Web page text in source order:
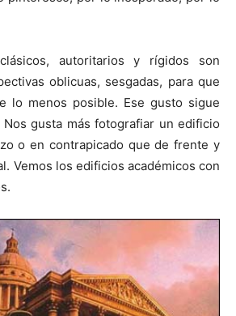
autoritarios y rígidos son
oblicuas, sesgadas, para que
lo menos posible. Ese gusto sigue
Nos gusta más fotografiar un edificio
o en contrapicado que de frente y
Vemos los edificios académicos con